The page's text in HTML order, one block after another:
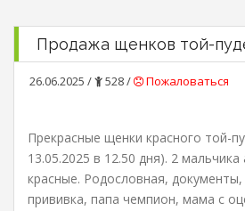
Продажа щенков той-
26.06.2025 / 528 / Пожаловаться
Прекрасные щенки красного той-
13.05.2025 в 12.50 дня). 2
красные. Родословная,
прививка, папа чемпион, мама с